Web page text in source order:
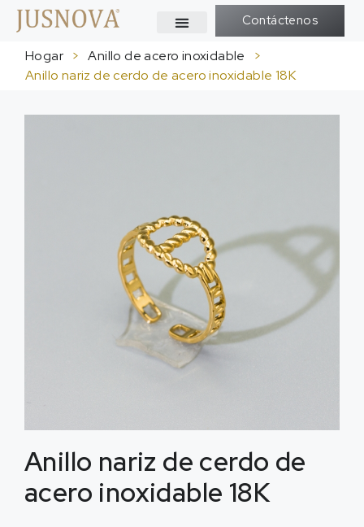
Contáctenos
Hogar > Anillo de acero inoxidable
>
Anillo nariz de cerdo de acero inoxidable 18K
Anillo nariz de cerdo de
acero inoxidable 18K